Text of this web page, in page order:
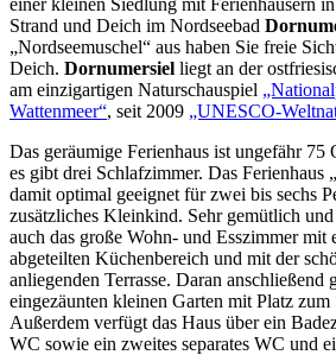
Strand und Deich im Nordseebad
„Nordseemuschel“ aus haben Sie freie
Deich. Dornumersiel liegt an der
am einzigartigen Naturschauspiel
Wattenmeer“, seit 2009 „UNESCO-
Das geräumige Ferienhaus ist ungefähr 75
es gibt drei Schlafzimmer. Das Ferienhaus
damit optimal geeignet für zwei bis sechs
zusätzliches Kleinkind. Sehr gemütlich
auch das große Wohn- und Esszimmer mit
abgeteilten Küchenbereich und mit der
anliegenden Terrasse. Daran anschließend
eingezäunten kleinen Garten mit Platz
Außerdem verfügt das Haus über ein
WC sowie ein zweites separates WC und